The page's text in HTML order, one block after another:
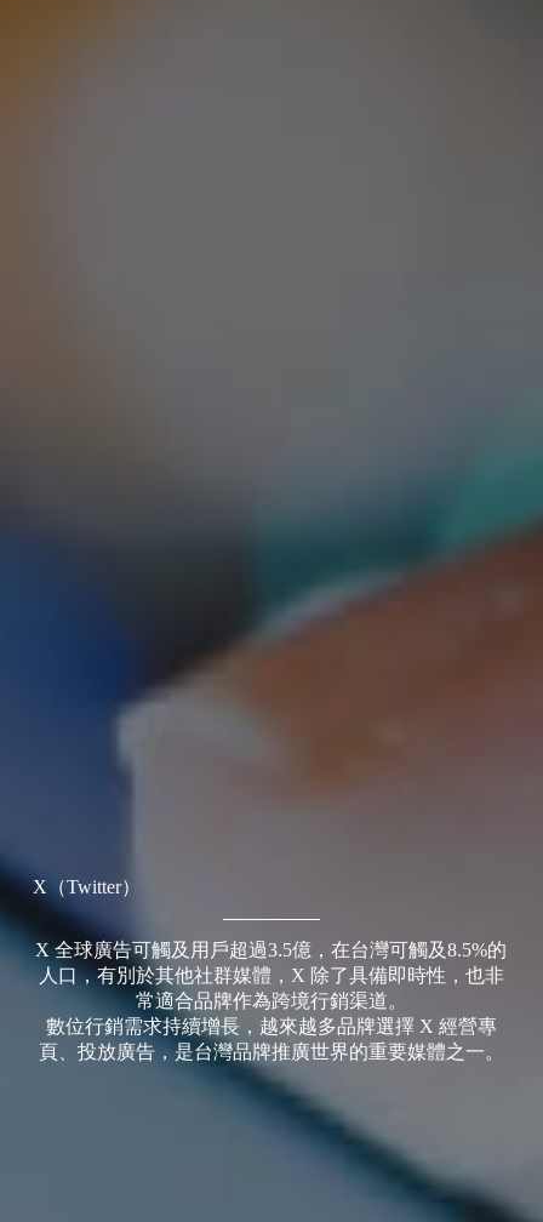
X（Twitter）
X 全球廣告可觸及用戶超過3.5億，在台灣可觸及8.5%的
人口，有別於其他社群媒體，X 除了具備即時性，也非
常適合品牌作為跨境行銷渠道。
數位行銷需求持續增長，越來越多品牌選擇 X 經營專
頁、投放廣告，是台灣品牌推廣世界的重要媒體之一。